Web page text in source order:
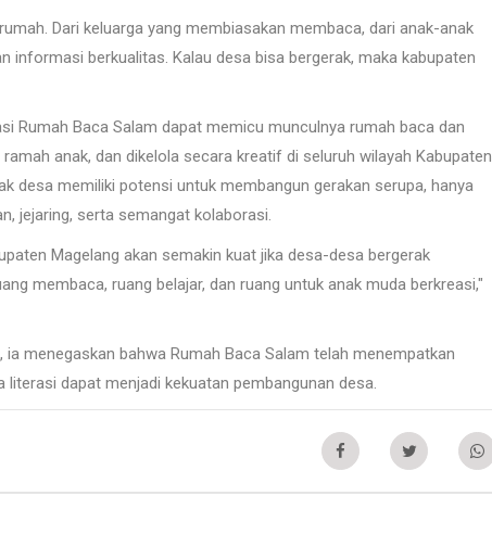
Dari keluarga yang membiasakan membaca, dari anak-anak
informasi berkualitas. Kalau desa bisa bergerak, maka kabupaten
Rumah Baca Salam dapat memicu munculnya rumah baca dan
anak, dan dikelola secara kreatif di seluruh wilayah Kabupaten
desa memiliki potensi untuk membangun gerakan serupa, hanya
jejaring, serta semangat kolaborasi.
Magelang akan semakin kuat jika desa-desa bergerak
membaca, ruang belajar, dan ruang untuk anak muda berkreasi,"
ia menegaskan bahwa Rumah Baca Salam telah menempatkan
dapat menjadi kekuatan pembangunan desa.